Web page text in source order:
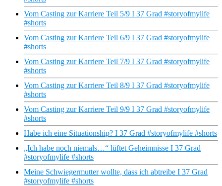
Vom Casting zur Karriere Teil 5/9 I 37 Grad #storyofmylife
#shorts
Vom Casting zur Karriere Teil 6/9 I 37 Grad #storyofmylife
#shorts
Vom Casting zur Karriere Teil 7/9 I 37 Grad #storyofmylife
#shorts
Vom Casting zur Karriere Teil 8/9 I 37 Grad #storyofmylife
#shorts
Vom Casting zur Karriere Teil 9/9 I 37 Grad #storyofmylife
#shorts
Habe ich eine Situationship? I 37 Grad #storyofmylife #shorts
„Ich habe noch niemals…“ lüftet Geheimnisse I 37 Grad
#storyofmylife #shorts
Meine Schwiegermutter wollte, dass ich abtreibe I 37 Grad
#storyofmylife #shorts